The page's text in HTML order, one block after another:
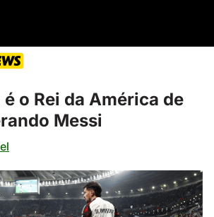
o Rei da América de
Messi